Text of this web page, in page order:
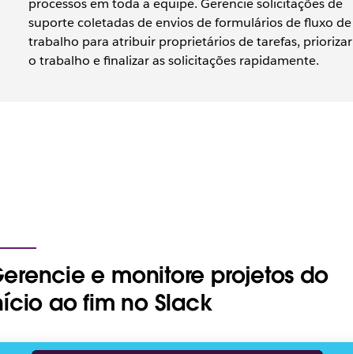
processos em toda a equipe. Gerencie solicitações de
suporte coletadas de envios de formulários de fluxo de
trabalho para atribuir proprietários de tarefas, priorizar
o trabalho e finalizar as solicitações rapidamente.
e monitore projetos do
ao fim no Slack